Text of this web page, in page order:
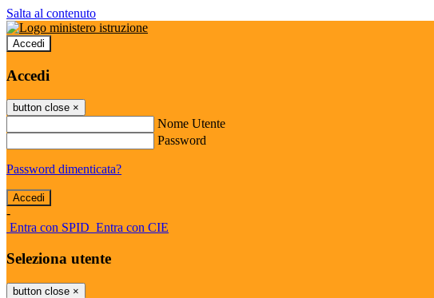
Salta al contenuto
Accedi
Accedi
button close ×
Nome Utente
Password
Password dimenticata?
-
Entra con SPID Entra con CIE
Seleziona utente
button close ×